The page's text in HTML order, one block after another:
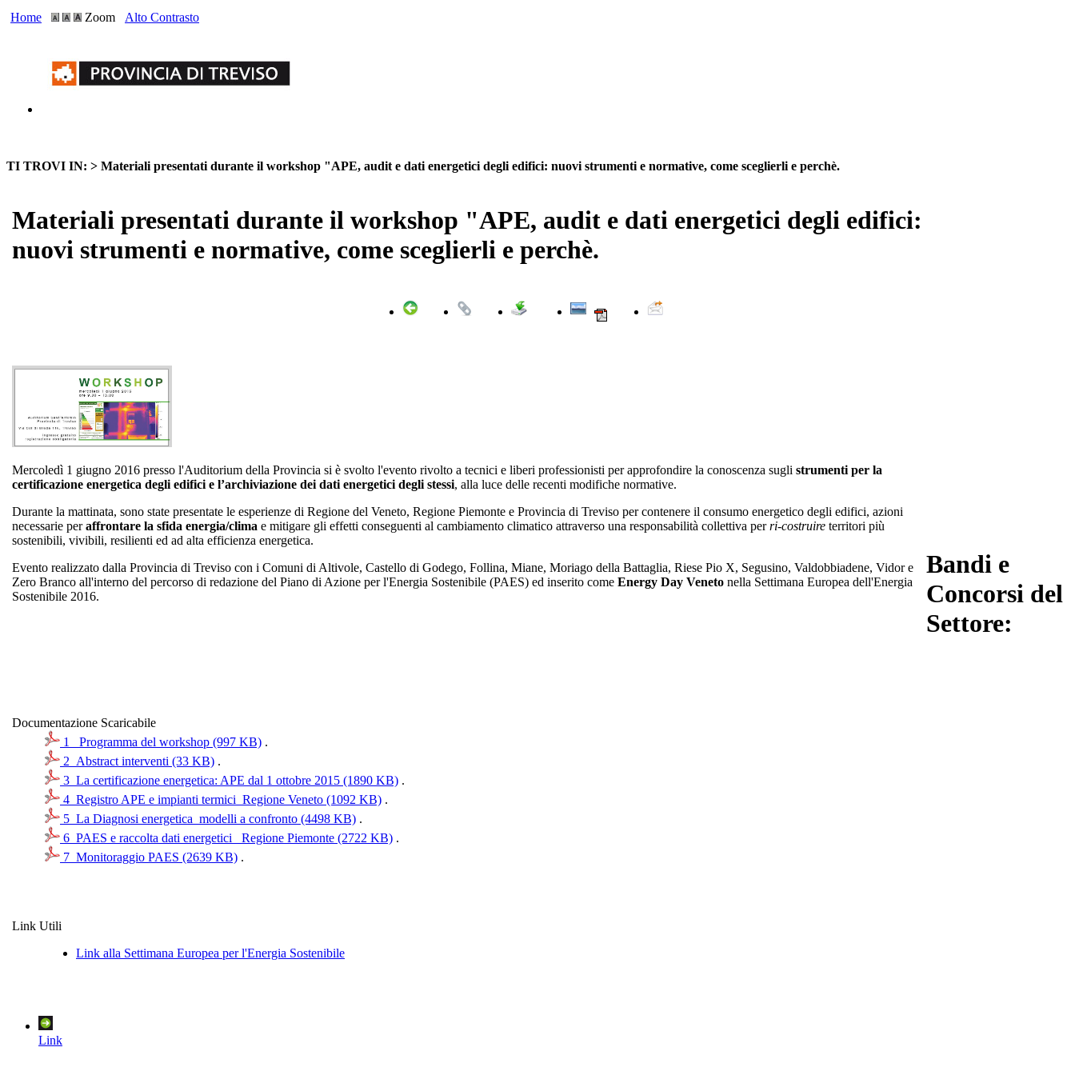
Home Zoom Alto Contrasto
TI TROVI IN: > Materiali presentati durante il workshop "APE, audit e dati energetici degli edifici: nuovi strumenti e normative, come sceglierli e perchè.
Materiali presentati durante il workshop "APE, audit e dati energetici degli edifici:
nuovi strumenti e normative, come sceglierli e perchè.
Mercoledì 1 giugno 2016 presso l'Auditorium della Provincia si è svolto l'evento rivolto a tecnici e liberi professionisti per approfondire la conoscenza sugli strumenti per la
certificazione energetica degli edifici e l’archiviazione dei dati energetici degli stessi, alla luce delle recenti modifiche normative.
Durante la mattinata, sono state presentate le esperienze di Regione del Veneto, Regione Piemonte e Provincia di Treviso per contenere il consumo energetico degli edifici, azioni
necessarie peraffrontare la sfida energia/clima e mitigare gli effetti conseguenti al cambiamento climatico attraverso una responsabilità collettiva perri-costruire territori più
sostenibili, vivibili, resilienti ed ad alta efficienza energetica.
Evento realizzato dalla Provincia di Treviso con i Comuni di Altivole, Castello di Godego, Follina, Miane, Moriago della Battaglia, Riese Pio X, Segusino, Valdobbiadene, Vidor e
Zero Branco all'interno del percorso di redazione del Piano di Azione per l'Energia Sostenibile (PAES) ed inserito come Energy Day Veneto nella Settimana Europea dell'Energia
Sostenibile 2016.
Documentazione Scaricabile
1_ Programma del workshop (997 KB) .
2_Abstract interventi (33 KB) .
3_La certificazione energetica: APE dal 1 ottobre 2015 (1890 KB) .
4_Registro APE e impianti termici_Regione Veneto (1092 KB) .
5_La Diagnosi energetica_modelli a confronto (4498 KB) .
6_PAES e raccolta dati energetici_ Regione Piemonte (2722 KB) .
7_Monitoraggio PAES (2639 KB) .
Link Utili
Link alla Settimana Europea per l'Energia Sostenibile
Bandi e
Concorsi del
Settore:
Link